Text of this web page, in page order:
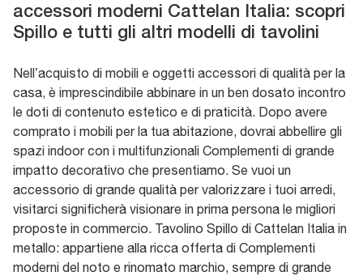
accessori moderni Cattelan Italia: scopri
Spillo e tutti gli altri modelli di tavolini
Nell’acquisto di mobili e oggetti accessori di qualità per la
casa, è imprescindibile abbinare in un ben dosato incontro
le doti di contenuto estetico e di praticità. Dopo avere
comprato i mobili per la tua abitazione, dovrai abbellire gli
spazi indoor con i multifunzionali Complementi di grande
impatto decorativo che presentiamo. Se vuoi un
accessorio di grande qualità per valorizzare i tuoi arredi,
visitarci significherà visionare in prima persona le migliori
proposte in commercio. Tavolino Spillo di Cattelan Italia in
metallo: appartiene alla ricca offerta di Complementi
moderni del noto e rinomato marchio, sempre di grande